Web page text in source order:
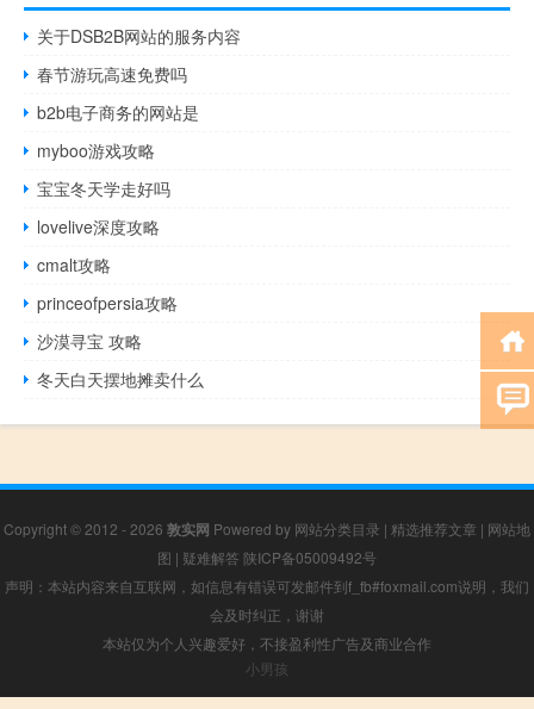
关于DSB2B网站的服务内容
春节游玩高速免费吗
b2b电子商务的网站是
myboo游戏攻略
宝宝冬天学走好吗
lovelive深度攻略
cmalt攻略
princeofpersia攻略
沙漠寻宝 攻略
冬天白天摆地摊卖什么
Copyright © 2012 - 2026 敦实网 Powered by 网站分类目录 | 精选推荐文章 | 网站地
图 | 疑难解答 陕ICP备05009492号
声明：本站内容来自互联网，如信息有错误可发邮件到f_fb#foxmail.com说明，我们
会及时纠正，谢谢
本站仅为个人兴趣爱好，不接盈利性广告及商业合作
小男孩